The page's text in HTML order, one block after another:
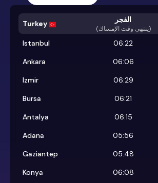
Turkey الفجر
(ينتهي وقت الإمساك)
Istanbul 06:22
Ankara
06:06
Izmir
06:29
Bursa
06:21
Antalya
06:15
Adana
05:56
Gaziantep
05:48
Konya
06:08